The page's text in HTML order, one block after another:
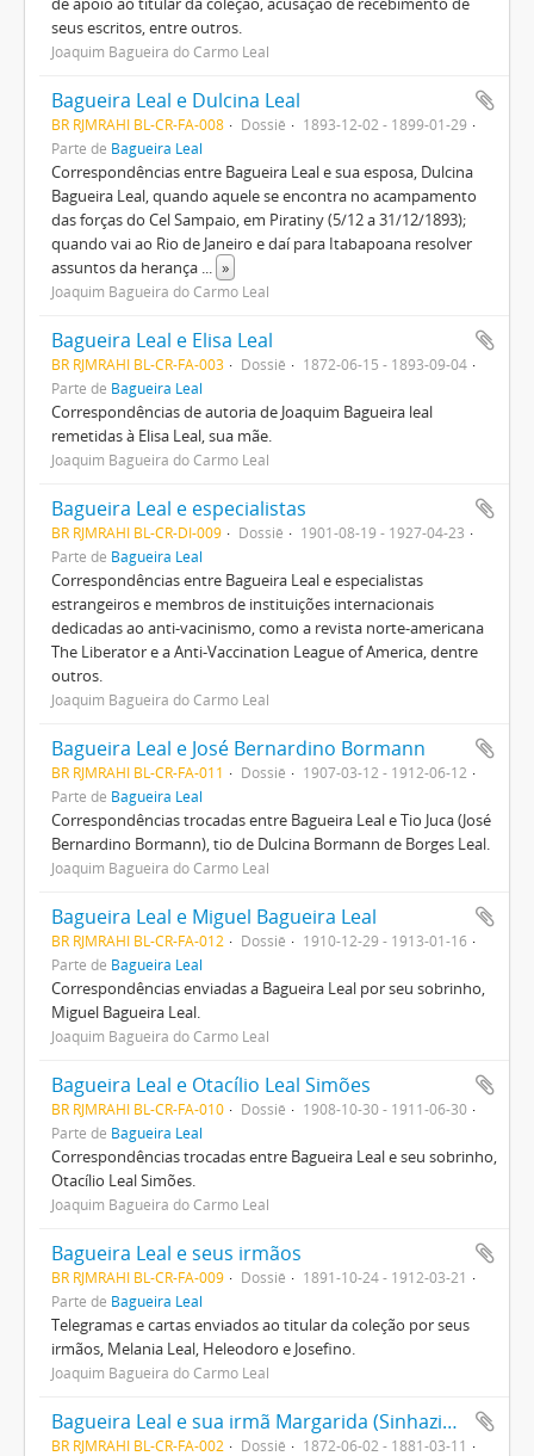
seus escritos, entre outros.
Joaquim Bagueira do Carmo Leal
Bagueira Leal e Dulcina Leal
BR RJMRAHI BL-CR-FA-008 Dossiê
1893-12-02 - 1899-01-29
Parte de Bagueira Leal
Correspondências entre Bagueira Leal e sua esposa, Dulcina
Bagueira Leal, quando aquele se encontra no acampamento
das forças do Cel Sampaio, em Piratiny (5/12 a 31/12/1893);
quando vai ao Rio de Janeiro e daí para Itabapoana resolver
assuntos da herança ... »
Joaquim Bagueira do Carmo Leal
Bagueira Leal e Elisa Leal
BR RJMRAHI BL-CR-FA-003 Dossiê
1872-06-15 - 1893-09-04
Parte de Bagueira Leal
Correspondências de autoria de Joaquim Bagueira leal
remetidas à Elisa Leal, sua mãe.
Joaquim Bagueira do Carmo Leal
Bagueira Leal e especialistas
BR RJMRAHI BL-CR-DI-009 Dossiê
1901-08-19 - 1927-04-23
Parte de Bagueira Leal
Correspondências entre Bagueira Leal e especialistas
estrangeiros e membros de instituições internacionais
dedicadas ao anti-vacinismo, como a revista norte-americana
The Liberator e a Anti-Vaccination League of America, dentre
outros.
Joaquim Bagueira do Carmo Leal
Bagueira Leal e José Bernardino Bormann
BR RJMRAHI BL-CR-FA-011 Dossiê
1907-03-12 - 1912-06-12
Parte de Bagueira Leal
Correspondências trocadas entre Bagueira Leal e Tio Juca (José
Bernardino Bormann), tio de Dulcina Bormann de Borges Leal.
Joaquim Bagueira do Carmo Leal
Bagueira Leal e Miguel Bagueira Leal
BR RJMRAHI BL-CR-FA-012 Dossiê
1910-12-29 - 1913-01-16
Parte de Bagueira Leal
Correspondências enviadas a Bagueira Leal por seu sobrinho,
Miguel Bagueira Leal.
Joaquim Bagueira do Carmo Leal
Bagueira Leal e Otacílio Leal Simões
BR RJMRAHI BL-CR-FA-010 Dossiê
1908-10-30 - 1911-06-30
Parte de Bagueira Leal
Correspondências trocadas entre Bagueira Leal e seu sobrinho,
Otacílio Leal Simões.
Joaquim Bagueira do Carmo Leal
Bagueira Leal e seus irmãos
BR RJMRAHI BL-CR-FA-009 Dossiê
1891-10-24 - 1912-03-21
Parte de Bagueira Leal
Telegramas e cartas enviados ao titular da coleção por seus
irmãos, Melania Leal, Heleodoro e Josefino.
Joaquim Bagueira do Carmo Leal
Bagueira Leal e sua irmã Margarida (Sinhazinha)
BR RJMRAHI BL-CR-FA-002 Dossiê
1872-06-02 - 1881-03-11